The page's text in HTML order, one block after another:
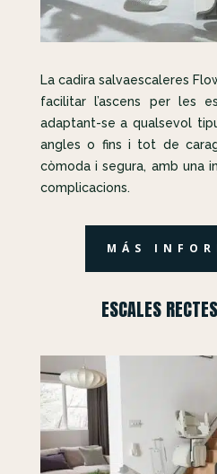
La cadira salvaescaleres
facilitar l’ascens per les
adaptant-se a qualsevol
angles o fins i tot de
còmoda i segura, amb una
complicacions.
MÁS
ESCALES